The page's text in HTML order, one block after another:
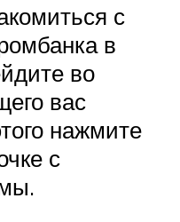
с
в
во
вас
нажмите
с